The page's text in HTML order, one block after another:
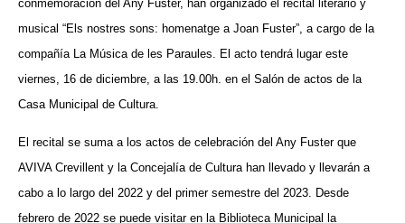
conmemoración del Any Fuster, han organizado el recital literario y
musical “Els nostres sons: homenatge a Joan Fuster”, a cargo de la
compañía La Música de les Paraules. El acto tendrá lugar este
viernes, 16 de diciembre, a las 19.00h. en el Salón de actos de la
Casa Municipal de Cultura.
El recital se suma a los actos de celebración del Any Fuster que
AVIVA Crevillent y la Concejalía de Cultura han llevado y llevarán a
cabo a lo largo del 2022 y del primer semestre del 2023. Desde
febrero de 2022 se puede visitar en la Biblioteca Municipal la